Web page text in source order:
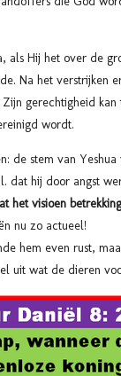
als Hij het over de
Na het verstrijken
gerechtigheid
wordt.
de stem van
dat hij door angst
het visioen
nu zo actueel!
hem even rust,
uit wat de dieren